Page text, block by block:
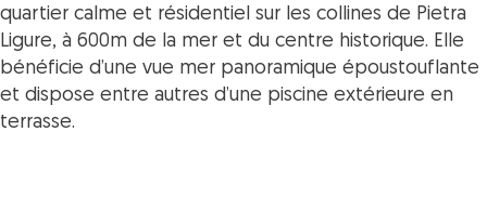
quartier calme et résidentiel sur les collines de Pietra
Ligure, à 600m de la mer et du centre historique. Elle
bénéficie d’une vue mer panoramique époustouflante
et dispose entre autres d’une piscine extérieure en
terrasse.